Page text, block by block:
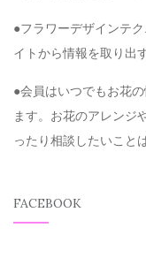
●フラワーデザインテ
イトから情報を取り出
●会員はいつでもお花
ます。お花のアレンジ
ったり相談したいこと
FACEBOOK